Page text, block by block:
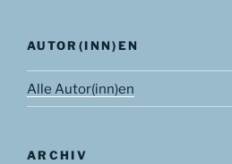
AUTOR(INN)EN
Alle Autor(inn)en
ARCHIV